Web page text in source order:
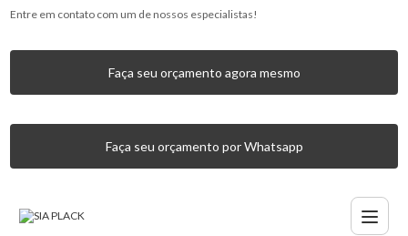
Entre em contato com um de nossos especialistas!
Faça seu orçamento agora mesmo
Faça seu orçamento por Whatsapp